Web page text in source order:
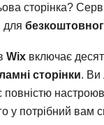
сторінка?
для
Wix включає
сторінки. Ви
повністю
у потрібний вам